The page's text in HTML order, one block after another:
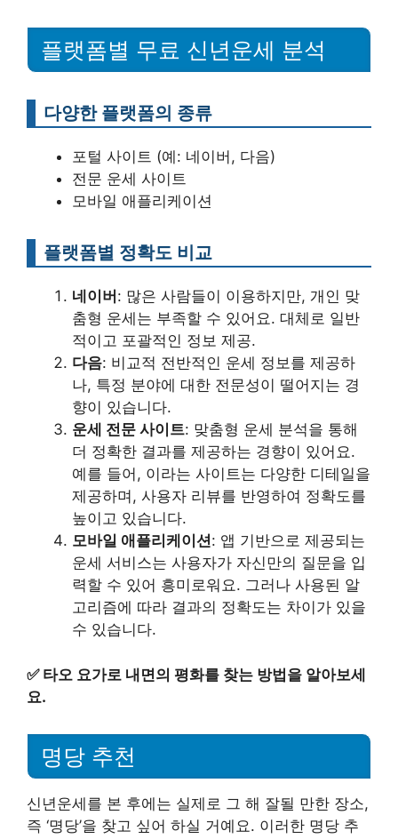
플랫폼별 무료 신년운세 분석
다양한 플랫폼의 종류
포털 사이트 (예: 네이버, 다음)
전문 운세 사이트
모바일 애플리케이션
플랫폼별 정확도 비교
네이버 : 많은 사람들이 이용하지만, 개인 맞
춤형 운세는 부족할 수 있어요. 대체로 일반
적이고 포괄적인 정보 제공.
다음: 비교적 전반적인 운세 정보를 제공하
나, 특정 분야에 대한 전문성이 떨어지는 경
향이 있습니다.
운세 전문 사이트: 맞춤형 운세 분석을 통해
더 정확한 결과를 제공하는 경향이 있어요.
예를 들어, 이라는 사이트는 다양한 디테일을
제공하며, 사용자 리뷰를 반영하여 정확도를
높이고 있습니다.
모바일 애플리케이션: 앱 기반으로 제공되는
운세 서비스는 사용자가 자신만의 질문을 입
력할 수 있어 흥미로워요. 그러나 사용된 알
고리즘에 따라 결과의 정확도는 차이가 있을
수 있습니다.
✅ 타오 요가로 내면의 평화를 찾는 방법을 알아보세
요.
명당 추천
신년운세를 본 후에는 실제로 그 해 잘될 만한 장소,
즉 ‘명당’을 찾고 싶어 하실 거예요. 이러한 명당 추